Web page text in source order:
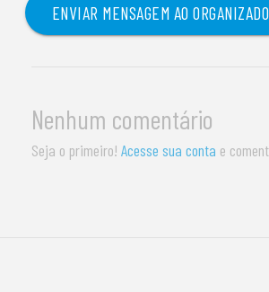
ENVIAR MENSAGEM AO
Nenhum comentário
Seja o primeiro!Acesse sua conta e